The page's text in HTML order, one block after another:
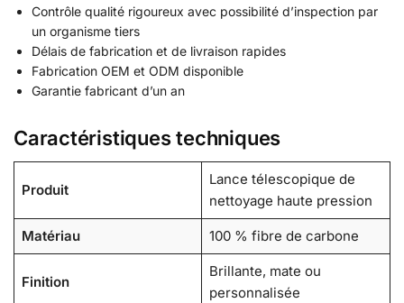
Contrôle qualité rigoureux avec possibilité d’inspection par
un organisme tiers
Délais de fabrication et de livraison rapides
Fabrication OEM et ODM disponible
Garantie fabricant d’un an
Caractéristiques techniques
Produit
Lance télescopique de
nettoyage haute pression
Matériau 100 % fibre de carbone
Finition
Brillante, mate ou
personnalisée